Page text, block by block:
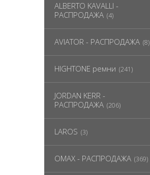
ALBERTO KAVALLI -
РАСПРОДАЖА (4)
AVIATOR - РАСПРОДАЖА (8)
HIGHTONE ремни (241)
JORDAN KERR -
РАСПРОДАЖА (206)
LAROS (3)
OMAX - РАСПРОДАЖА (369)